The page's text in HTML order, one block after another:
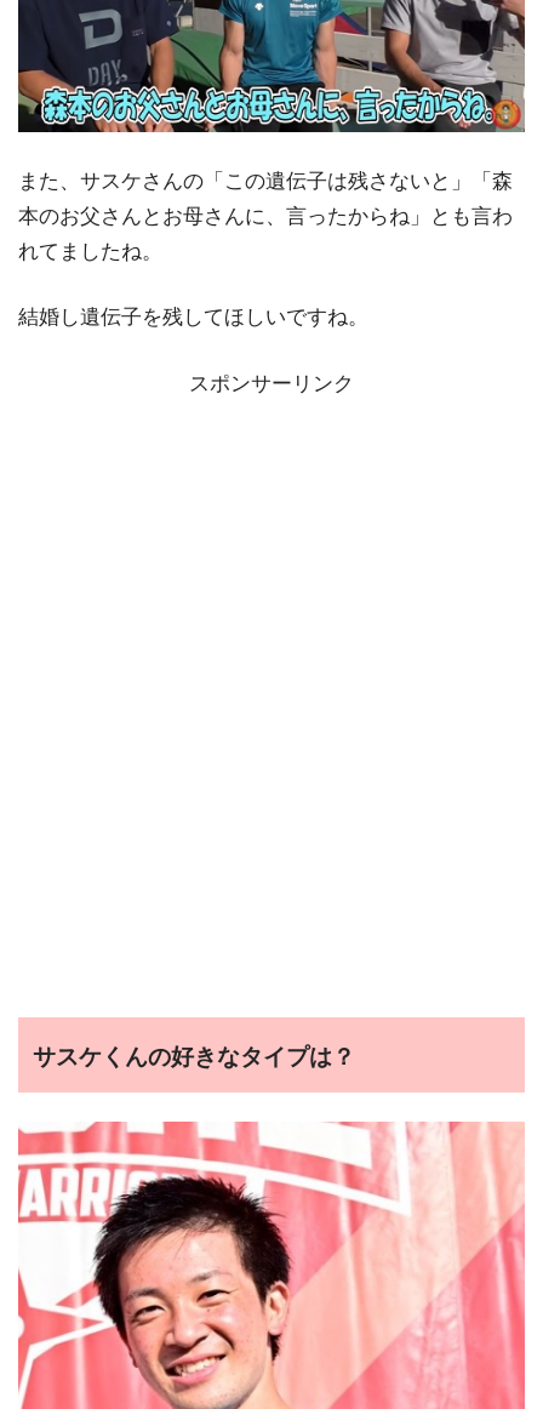
また、サスケさんの「この遺伝子は残さないと」「森
本のお父さんとお母さんに、言ったからね」とも言わ
れてましたね。
結婚し遺伝子を残してほしいですね。
スポンサーリンク
サスケくんの好きなタイプは？